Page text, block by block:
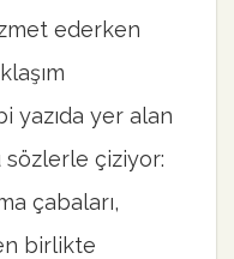
ederken
yazıda yer alan
sözlerle çiziyor:
çabaları,
birlikte